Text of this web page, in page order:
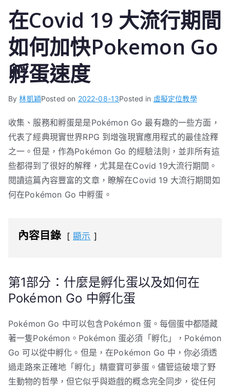
在Covid 19 大流行期間
如何加快Pokemon Go
孵蛋速度
By林凱穎Posted on 2022-08-13Posted in 虛擬定位教學
收集、服務和孵蛋是是Pokémon Go 最有趣的一些方面，
代表了經典現實世界RPG 到增強現實應用程式的最佳詮釋
之一。但是，作為Pokémon Go 的經驗法則，並非所有這
些都得到了很好的解釋，尤其是在Covid 19大流行期間。
閱讀這篇內容豐富的文章，瞭解在Covid 19 大流行期間如
何在Pokémon Go 中孵蛋。
內容目錄 顯示
第1部分：什麼是孵化蛋以及如何在
Pokémon Go 中孵化蛋
Pokémon Go 中可以包含Pokémon 蛋。每個蛋中都隱藏
著一隻Pokémon。Pokémon 蛋必須「孵化」，Pokémon
Go 可以從中孵化。但是，在Pokémon Go 中，你必須透
過走路來正確地「孵化」精靈寶可夢蛋。儘管這破壞了野
生動物的哲學，但它似乎與遊戲的概念完全同步，從任何